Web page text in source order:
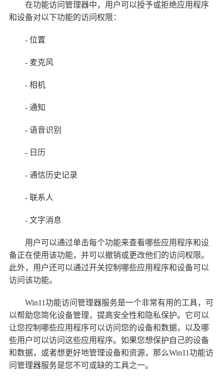
在功能访问管理器中，用户可以授予或拒绝应用程序
和设备对以下功能的访问权限：
- 位置
- 麦克风
- 相机
- 通知
- 语音识别
- 日历
- 通信历史记录
- 联系人
- 文字消息
用户可以通过单击每个功能来查看哪些应用程序和设
备正在使用该功能，并可以撤销或更改他们的访问权限。
此外，用户还可以通过开关控制哪些应用程序和设备可以
访问该功能。
Win11功能访问管理器服务是一个非常有用的工具，可
以帮助您简化设备管理，提高安全性和隐私保护。它可以
让您控制哪些应用程序可以访问您的设备和数据，以及哪
些用户可以访问这些应用程序。如果您想保护自己的设备
和数据，或者想更好地管理设备和资源，那么Win11功能访
问管理器服务是您不可或缺的工具之一。